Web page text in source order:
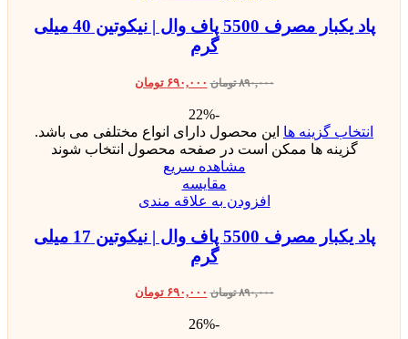
پاد یکبار مصرف 5500 پاف وال | نیکوتین 40 میلی
گرم
۸۹۰,۰۰۰ تومان ۶۹۰,۰۰۰ تومان
-22%
انتخاب گزینه ها این محصول دارای انواع مختلفی می باشد.
گزینه ها ممکن است در صفحه محصول انتخاب شوند
مشاهده سریع
مقایسه
افزودن به علاقه مندی
پاد یکبار مصرف 5500 پاف وال | نیکوتین 17 میلی
گرم
۸۹۰,۰۰۰ تومان ۶۹۰,۰۰۰ تومان
-26%